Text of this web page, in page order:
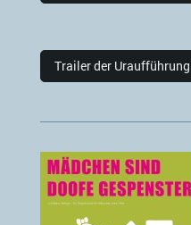
Trailer der Uraufführung